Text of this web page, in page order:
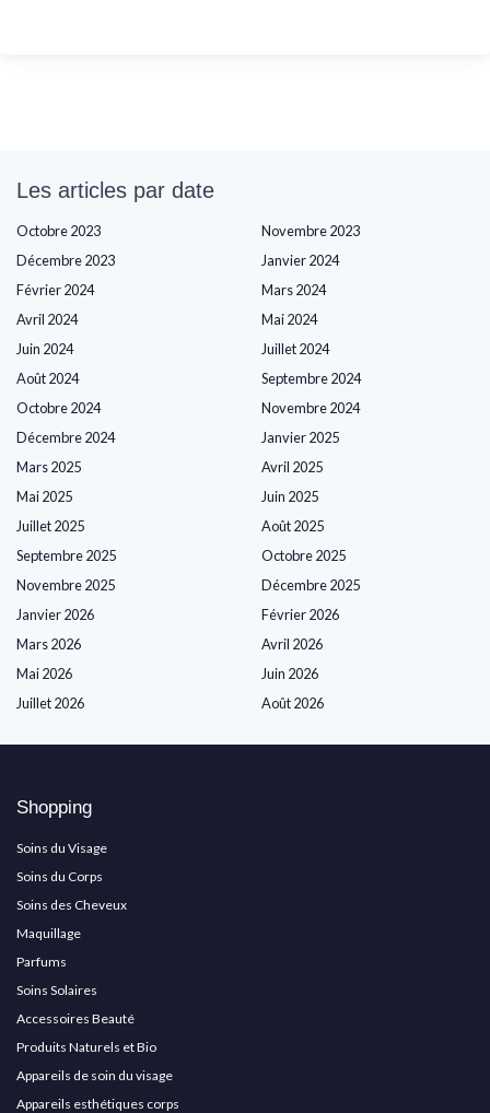
Les articles par date
Octobre 2023
Novembre 2023
Décembre 2023
Janvier 2024
Février 2024
Mars 2024
Avril 2024
Mai 2024
Juin 2024
Juillet 2024
Août 2024
Septembre 2024
Octobre 2024
Novembre 2024
Décembre 2024
Janvier 2025
Mars 2025
Avril 2025
Mai 2025
Juin 2025
Juillet 2025
Août 2025
Septembre 2025
Octobre 2025
Novembre 2025
Décembre 2025
Janvier 2026
Février 2026
Mars 2026
Avril 2026
Mai 2026
Juin 2026
Juillet 2026
Août 2026
Shopping
Soins du Visage
Soins du Corps
Soins des Cheveux
Maquillage
Parfums
Soins Solaires
Accessoires Beauté
Produits Naturels et Bio
Appareils de soin du visage
Appareils esthétiques corps